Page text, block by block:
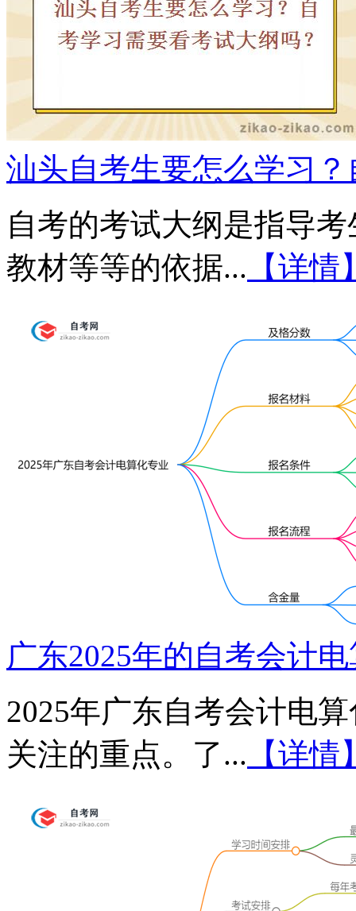
汕头自考生要怎么学习
自考的考试大纲是指导
教材等等的依据... 【详情
广东2025年的自考会计
2025年广东自考会计电
关注的重点。了... 【详情